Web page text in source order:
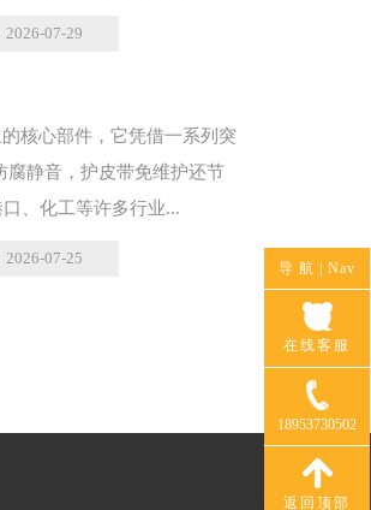
07-29
核心部件，它凭借一系列突
腐静音，护皮带免维护还节
、化工等许多行业...
07-25
导 航 | Nav
在线客服
18953730502
返回顶部